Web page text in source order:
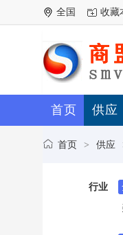
全国 收藏
首页 供应
首页 > 供应
行业